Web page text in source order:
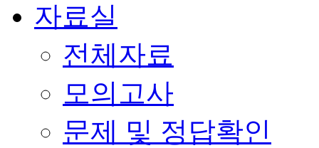
자료실
전체자료
모의고사
문제 및 정답확인